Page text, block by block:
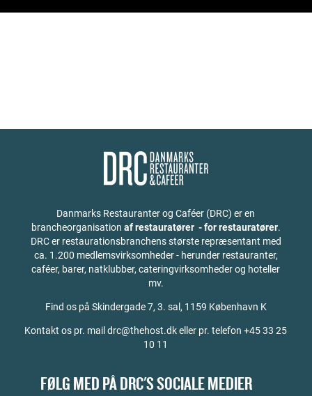
Danmarks Restauranter og Caféer (DRC) er en
brancheorganisation af restauratører - for restauratører.
DRC er restaurationsbranchens største repræsentant med
ca. 1.200 medlemsvirksomheder - herunder restauranter,
caféer, barer, natklubber, cateringvirksomheder og hoteller
mv.
Find os på Skindergade 7, 3. sal, 1159 København K
Kontakt os pr. mail drc@thehost.dk eller pr. telefon +45 33 25
10 11
FØLG MED PÅ DRC'S SOCIALE MEDIER